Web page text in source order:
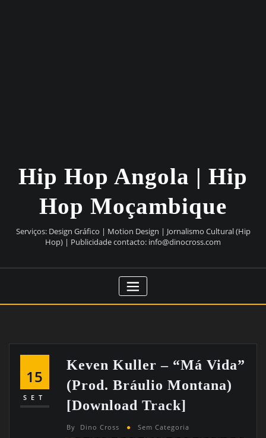
Hip Hop Angola | Hip
Hop Moçambique
Serviços: Design Gráfico | Motion Design | Jornalismo Cultural (Hip
Hop) | Publicidade contacto: info@dinocross.com
15
SET
Keven Kuller – “Má Vida”
(Prod. Bráulio Montana)
[Download Track]
By Dino Cross Sem Categoria